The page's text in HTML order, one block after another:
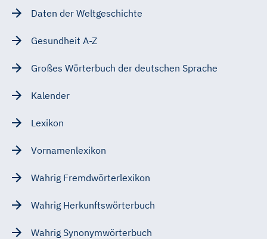
Daten der Weltgeschichte
Gesundheit A-Z
Großes Wörterbuch der deutschen Sprache
Kalender
Lexikon
Vornamenlexikon
Wahrig Fremdwörterlexikon
Wahrig Herkunftswörterbuch
Wahrig Synonymwörterbuch